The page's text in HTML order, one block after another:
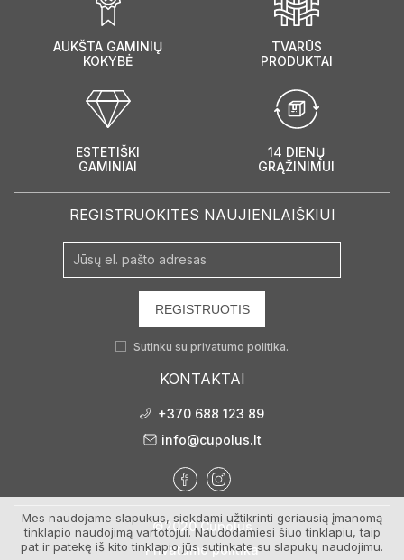
AUKŠTA GAMINIŲ
KOKYBĖ
TVARŪS
PRODUKTAI
ESTETIŠKI
GAMINIAI
14 DIENŲ
GRĄŽINIMUI
REGISTRUOKITES NAUJIENLAIŠKIUI
REGISTRUOTIS
Sutinku su privatumo politika.
KONTAKTAI
+370 688 123 89
info@cupolus.lt
©2020 Cupolus
Privatumo politika
Mes naudojame slapukus, siekdami užtikrinti geriausią įmanomą
tinklapio naudojimą vartotojui. Naudodamiesi šiuo tinklapiu, taip
pat ir patekę iš kito tinklapio jūs sutinkate su slapukų naudojimu.